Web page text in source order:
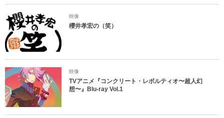
映像
櫻井孝宏の（笑）
映像
TVアニメ『コンクリート・レボルティオ〜超人幻
想〜』Blu-ray Vol.1